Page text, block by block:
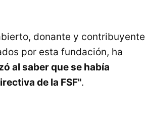
donante y contribuyente
por esta fundación, ha
al saber que se había
de la FSF".